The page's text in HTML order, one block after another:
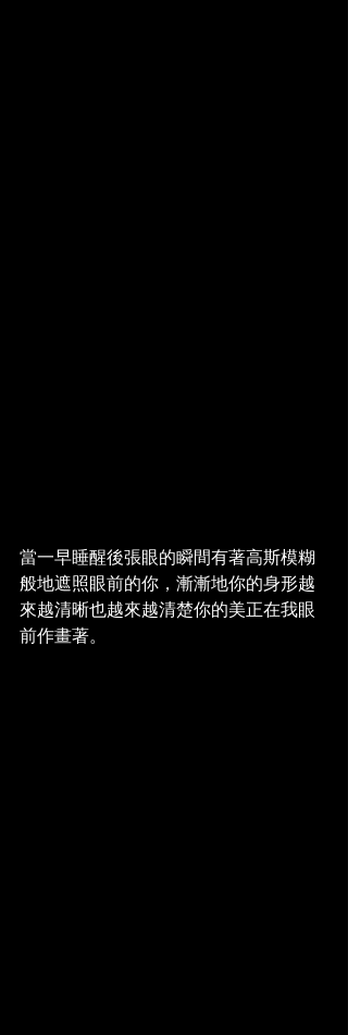
當一早睡醒後張眼的瞬間有著高斯模糊
般地遮照眼前的你，漸漸地你的身形越
來越清晰也越來越清楚你的美正在我眼
前作畫著。